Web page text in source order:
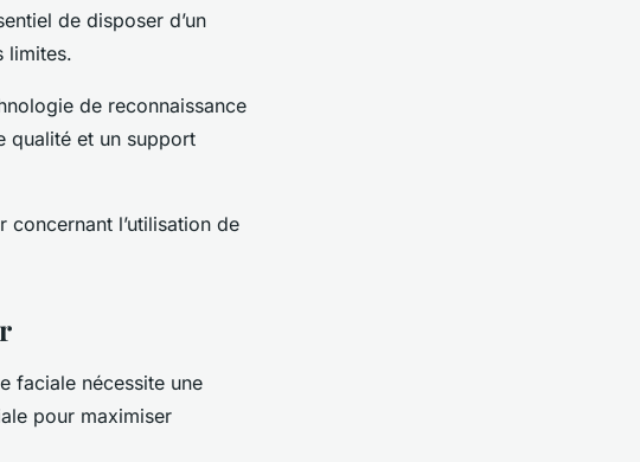
de disposer d’un
limites.
de reconnaissance
qualité et un support
l’utilisation de
faciale nécessite une
pour maximiser